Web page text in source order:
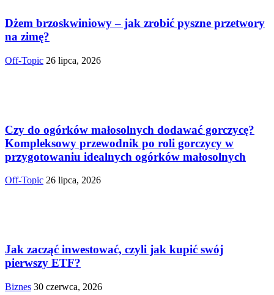
Dżem brzoskwiniowy – jak zrobić pyszne przetwory
na zimę?
Off-Topic 26 lipca, 2026
Czy do ogórków małosolnych dodawać gorczycę?
Kompleksowy przewodnik po roli gorczycy w
przygotowaniu idealnych ogórków małosolnych
Off-Topic 26 lipca, 2026
Jak zacząć inwestować, czyli jak kupić swój
pierwszy ETF?
Biznes 30 czerwca, 2026